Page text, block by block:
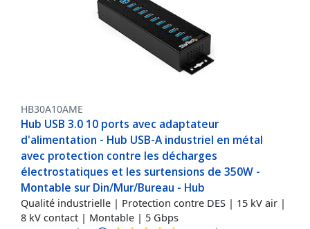
HB30A10AME
Hub USB 3.0 10 ports avec adaptateur
d'alimentation - Hub USB-A industriel en métal
avec protection contre les décharges
électrostatiques et les surtensions de 350W -
Montable sur Din/Mur/Bureau - Hub
Qualité industrielle | Protection contre DES | 15 kV air |
8 kV contact | Montable | 5 Gbps